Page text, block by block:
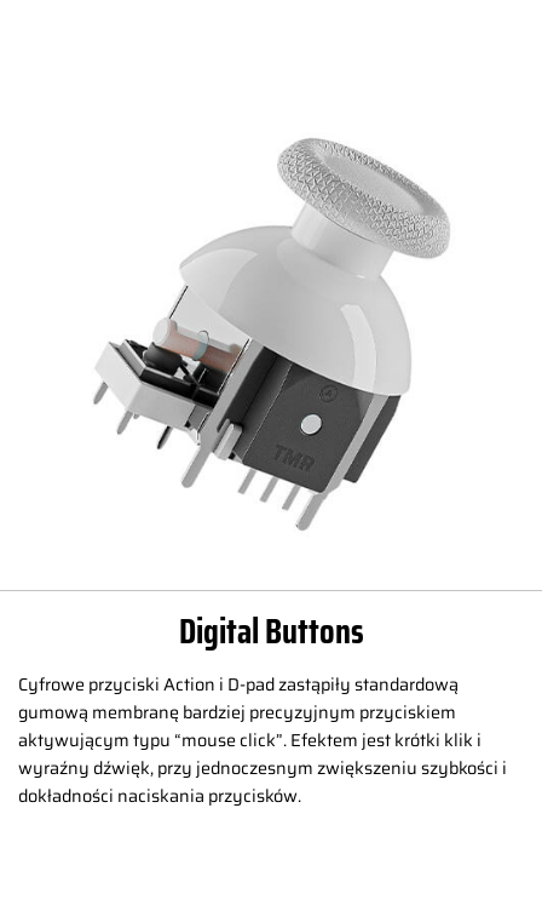
Digital Buttons
Cyfrowe przyciski Action i D-pad zastąpiły standardową
gumową membranę bardziej precyzyjnym przyciskiem
aktywującym typu “mouse click”. Efektem jest krótki klik i
wyraźny dźwięk, przy jednoczesnym zwiększeniu szybkości i
dokładności naciskania przycisków.